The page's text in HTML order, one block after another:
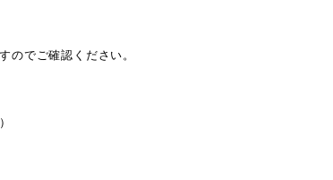
のでご確認ください。